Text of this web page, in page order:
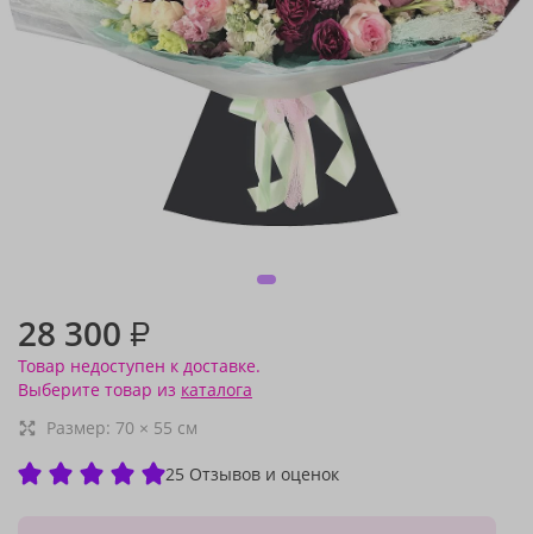
28 300 ₽
Товар недоступен к доставке.
Выберите товар из каталога
Размер: 70 × 55 см
25 Отзывов и оценок